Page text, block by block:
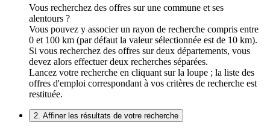
Vous recherchez des offres sur une commune et ses
alentours ?
Vous pouvez y associer un rayon de recherche compris entre
0 et 100 km (par défaut la valeur sélectionnée est de 10 km).
Si vous recherchez des offres sur deux départements, vous
devez alors effectuer deux recherches séparées.
Lancez votre recherche en cliquant sur la loupe ; la liste des
offres d'emploi correspondant à vos critères de recherche est
restituée.
2. Affiner les résultats de votre recherche